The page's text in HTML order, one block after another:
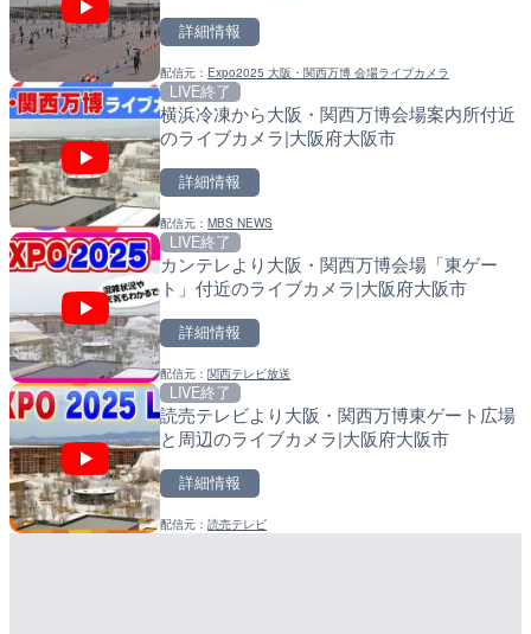
詳細情報
配信元： Expo2025 大阪・関西万博 会場ライブカメラ
LIVE終了
横浜冷凍から大阪・関西万博会場案内所付近
のライブカメラ|大阪府大阪市
詳細情報
配信元：MBS NEWS
LIVE終了
カンテレより大阪・関西万博会場「東ゲー
ト」付近のライブカメラ|大阪府大阪市
詳細情報
配信元：関西テレビ放送
LIVE終了
読売テレビより大阪・関西万博東ゲート広場
と周辺のライブカメラ|大阪府大阪市
詳細情報
配信元：読売テレビ
配信元：神奈川県庁
羽田空港第2旅客ターミナ
メラ|東京都大田区
日本全国・緊急地震速報
ごろごろ茶屋のライブカ
配信元：日高町役場
比井川水門付近から比井
ラ|和歌山県日高町
小浦川水門付近から小浦
メラ|和歌山県日高町
産湯川水門付近のライブ
町